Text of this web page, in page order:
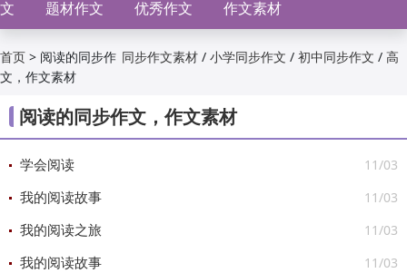
文
题材作文 优秀作文 作文素材
同步作文素材 /小学同步作文 /初中同步作文 /高
首页 > 阅读的同步作
文，作文素材
阅读的同步作文，作文素材
11/03
学会阅读
11/03
我的阅读故事
11/03
我的阅读之旅
11/03
我的阅读故事